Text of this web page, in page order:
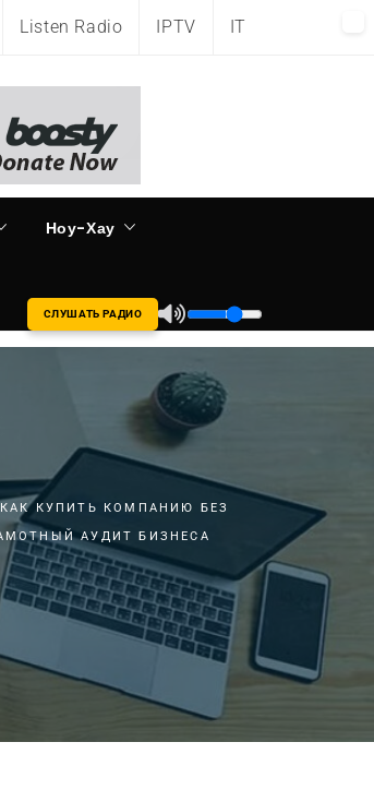
Listen Radio IPTV IT
Ноу-Хау
СЛУШАТЬ РАДИО
КАК КУПИТЬ КОМПАНИЮ БЕЗ
АУДИТ БИЗНЕСА